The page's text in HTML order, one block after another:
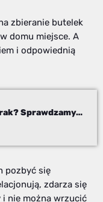
zbieranie butelek
domu miejsce. A
i odpowiednią
Automaty pełne, gotówki brak? Sprawdzamy, jak działa system kaucyjny
pozbyć się
zdarza się
i nie można wrzucić